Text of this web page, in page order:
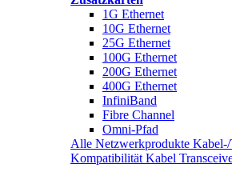
1G Ethernet
10G Ethernet
25G Ethernet
100G Ethernet
200G Ethernet
400G Ethernet
InfiniBand
Fibre Channel
Omni-Pfad
Alle Netzwerkprodukte Kabel-/
Kompatibilität Kabel